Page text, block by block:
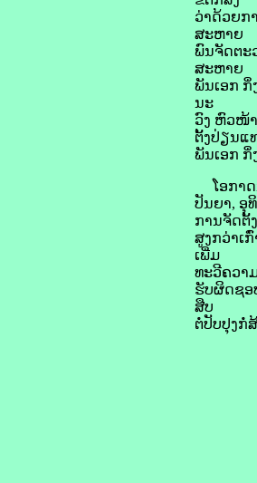
ວ່າດ້ວຍກ
ສະຫາຍ
ພົນຈັດຕະ
ສະຫາຍ
ພັນເອກ
ນະ
ວົງ ຫົວໜ້
ຕັ້ງປ່ຽນແ
ພັນເອກ ກິ່
ໂອກາດ
ປັນຍາ, ອຸ
ການຈັດຕັ້
ສູງກວ່າເ
ເພີ່ມ
ທະວີຄວາ
ຮັບຜິດຊອ
ສືບ
ຕໍ່ປັບປຸງກໍ່